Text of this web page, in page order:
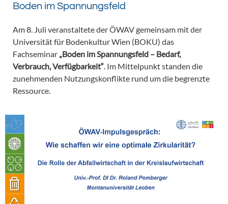
Boden im Spannungsfeld
Am 8. Juli veranstaltete der ÖWAV gemeinsam mit der
Universität für Bodenkultur Wien (BOKU) das
Fachseminar „Boden im Spannungsfeld – Bedarf,
Verbrauch, Verfügbarkeit“ . Im Mittelpunkt standen die
zunehmenden Nutzungskonflikte rund um die begrenzte
Ressource.